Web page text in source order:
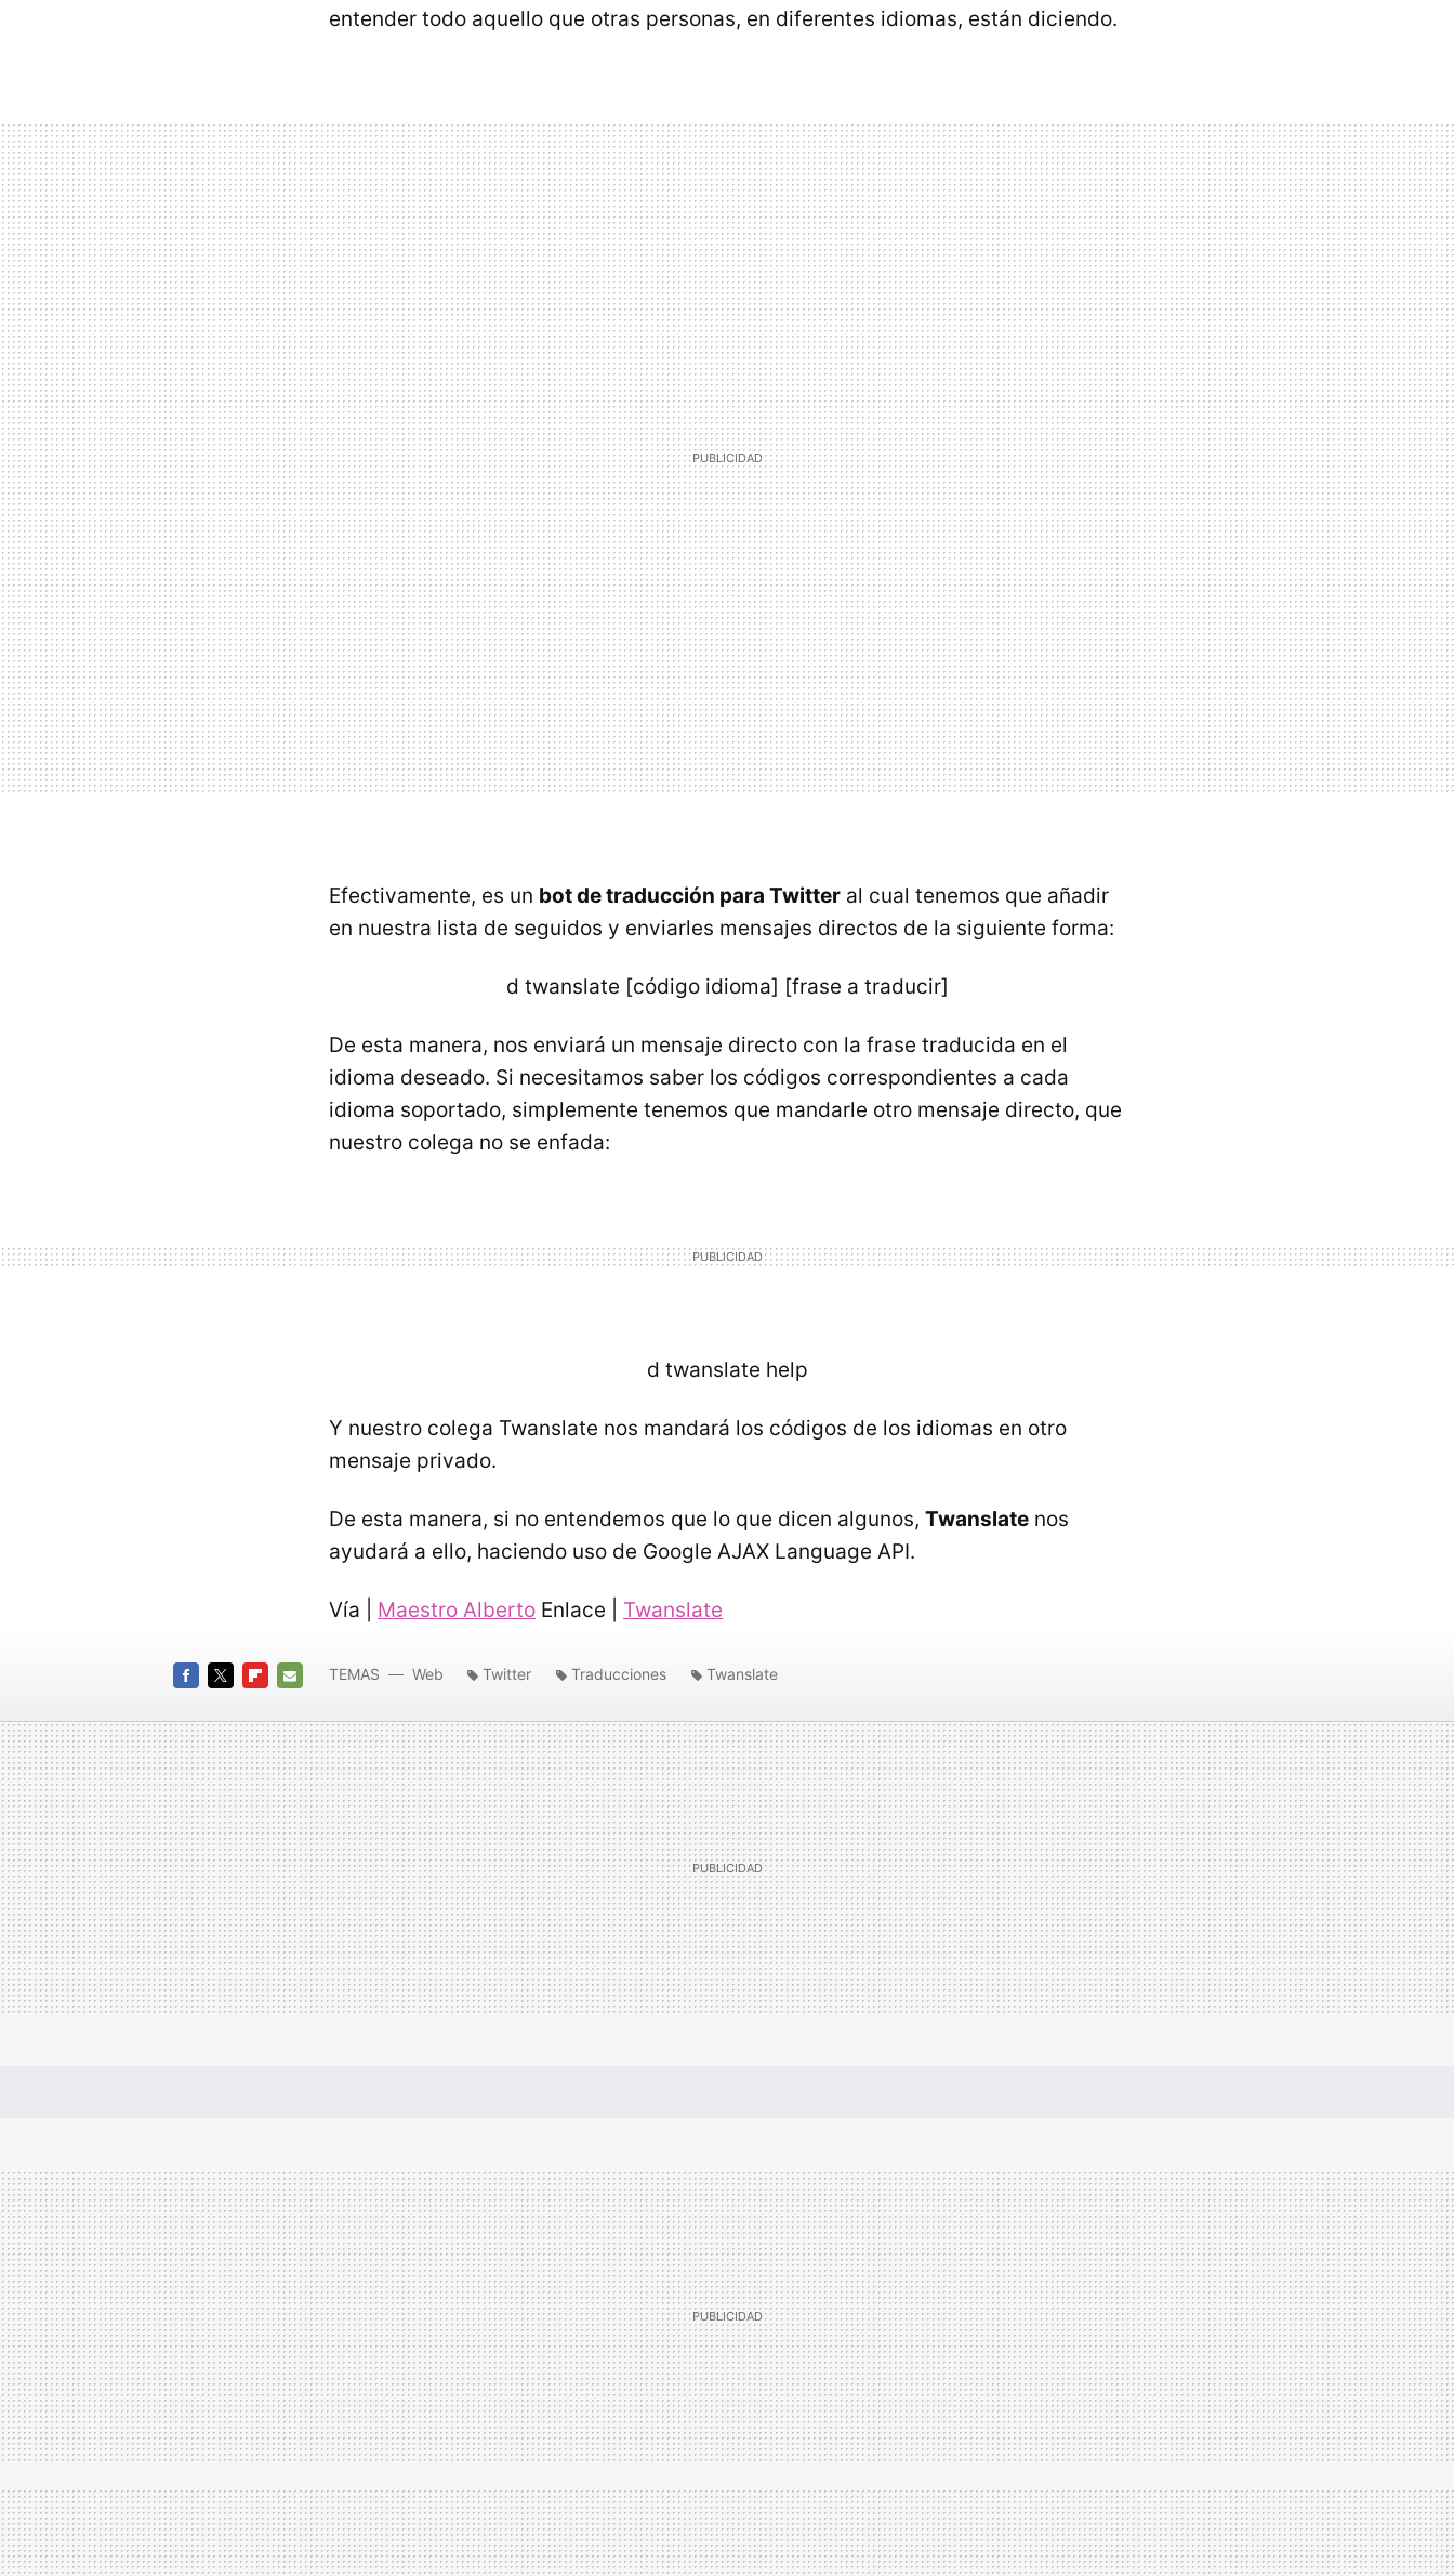
entender todo aquello que otras personas, en diferentes idiomas, están diciendo.
Efectivamente, es un bot de traducción para Twitter al cual tenemos que añadir
en nuestra lista de seguidos y enviarles mensajes directos de la siguiente forma:
d twanslate [código idioma] [frase a traducir]
De esta manera, nos enviará un mensaje directo con la frase traducida en el
idioma deseado. Si necesitamos saber los códigos correspondientes a cada
idioma soportado, simplemente tenemos que mandarle otro mensaje directo, que
nuestro colega no se enfada:
d twanslate help
Y nuestro colega Twanslate nos mandará los códigos de los idiomas en otro
mensaje privado.
De esta manera, si no entendemos que lo que dicen algunos, Twanslate nos
ayudará a ello, haciendo uso de Google AJAX Language API.
Vía | Maestro Alberto Enlace | Twanslate
MAIL
TEMAS Web Twitter Traducciones Twanslate